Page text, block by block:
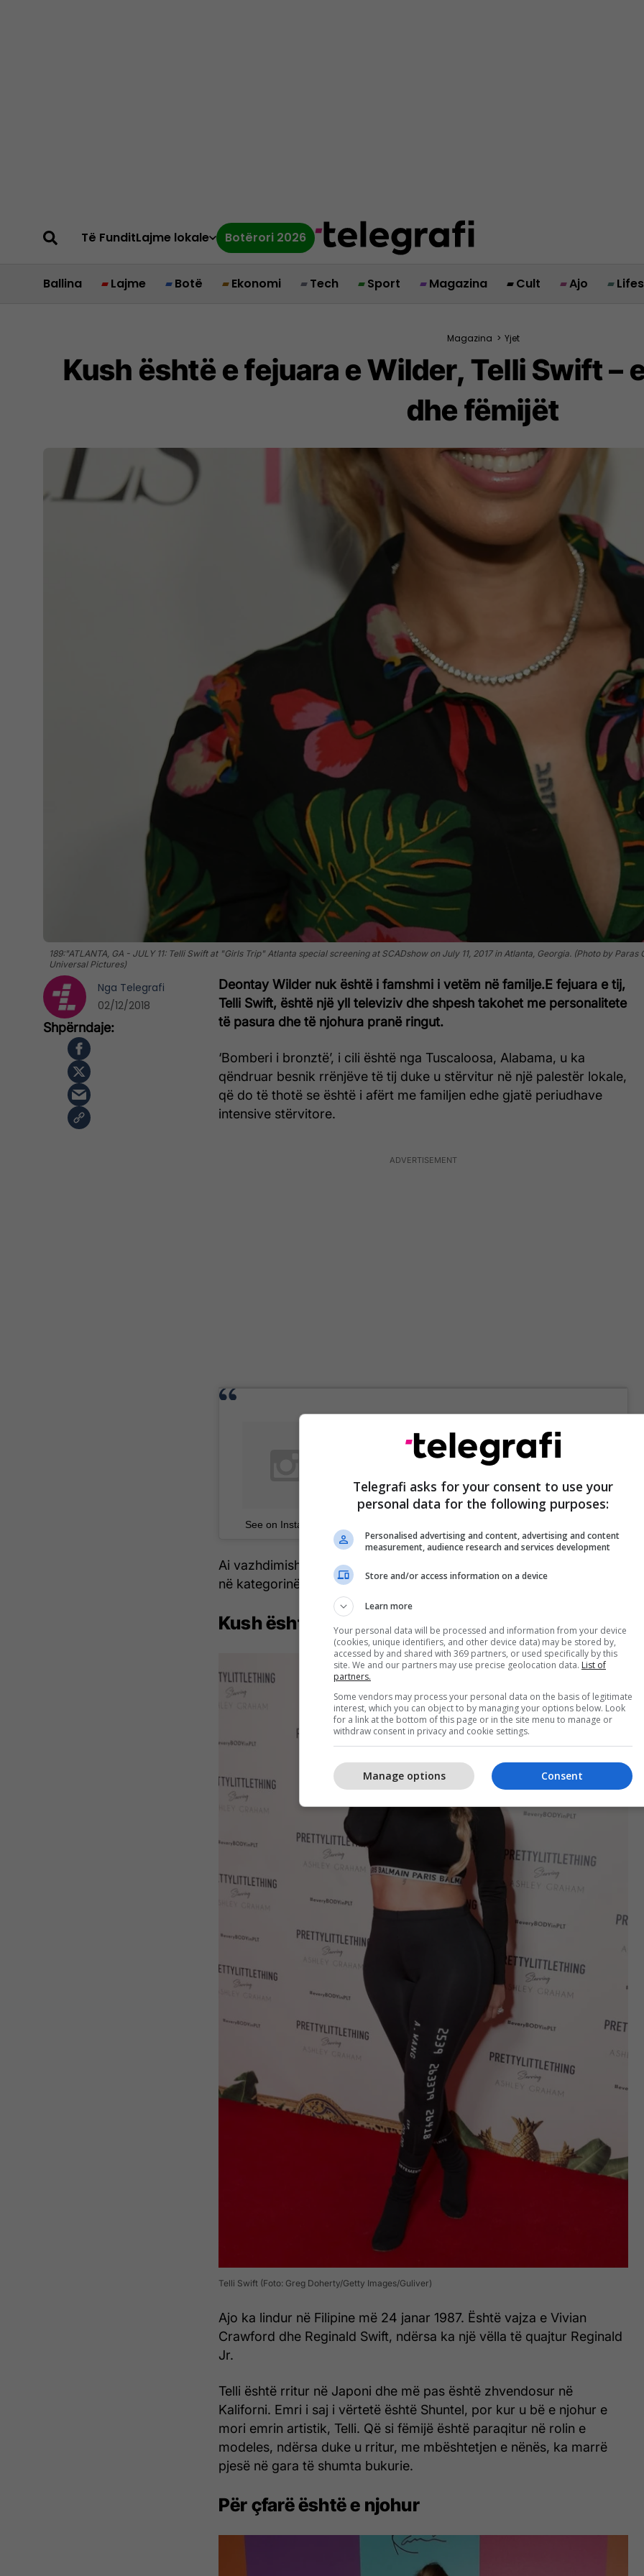
Të FunditLajme lokale Botërori 2026
Ballina Lajme Botë Ekonomi Tech Sport Magazina Cult Ajo
Magazina > Yjet
Kush është e fejuara e Wilder, Telli Swift –
dhe fëmijët
189:"ATLANTA, GA - JULY 11: Telli Swift at "Girls Trip" Atlanta special screening at SCADshow on July 11, 2017 in Atlanta, Georgia. (Photo by
Universal Pictures)
Deontay Wilder nuk është i famshmi i vetëm në familje.E fejuara e tij,
Telli Swift, është një yll televiziv dhe shpesh takohet me personalitete
të pasura dhe të njohura pranë ringut.
‘Bomberi i bronztë’, i cili është nga Tuscaloosa, Alabama, u ka
qëndruar besnik rrënjëve të tij duke u stërvitur në një palestër lokale,
që do të thotë se është i afërt me familjen edhe gjatë periudhave
intensive stërvitore.
See on Instagram
Ai vazhdimisht ka folur se familja e tij është frymëzim gjatë dueleve
në kategorinë e peshave të rënda.
Kush është Telli Swift
Telli Swift (Foto: Greg Doherty/Getty Images/Guliver)
Ajo ka lindur në Filipine më 24 janar 1987. Është vajza e Vivian
Crawford dhe Reginald Swift, ndërsa ka një vëlla të quajtur Reginald
Jr.
Telli është rritur në Japoni dhe më pas është zhvendosur në
Kaliforni. Emri i saj i vërtetë është Shuntel, por kur u bë e njohur e
mori emrin artistik, Telli. Që si fëmijë është paraqitur në rolin e
modeles, ndërsa duke u rritur, me mbështetjen e nënës, ka marrë
pjesë në gara të shumta bukurie.
Për çfarë është e njohur
Nga Telegrafi
02/12/2018
Telegrafi asks for your consent to use your
personal data for the following purposes:
Personalised advertising and content, advertising and content
measurement, audience research and services development
Store and/or access information on a device
Learn more
Your personal data will be processed and information from your device
(cookies, unique identifiers, and other device data) may be stored by,
accessed by and shared with 369 partners, or used specifically by this
site. We and our partners may use precise geolocation data. List of
partners.
Some vendors may process your personal data on the basis of legitimate
interest, which you can object to by managing your options below. Look
for a link at the bottom of this page or in the site menu to manage or
withdraw consent in privacy and cookie settings.
Consent
Manage options